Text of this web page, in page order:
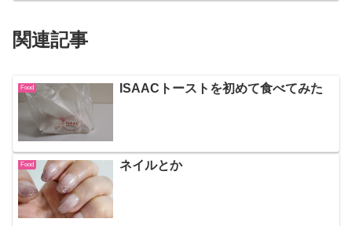
関連記事
Food ISAACトーストを初めて食べてみた
Food ネイルとか